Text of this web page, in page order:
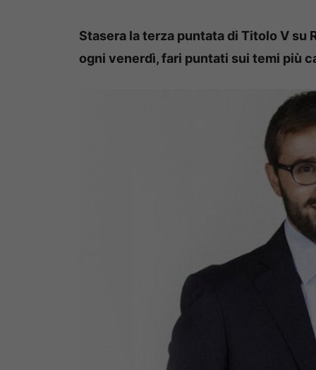
Stasera la terza puntata di Titolo V su
ogni venerdì, fari puntati sui temi più